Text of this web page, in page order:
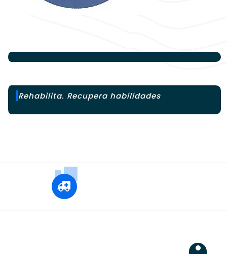
Rehabilita. Recupera habilidades